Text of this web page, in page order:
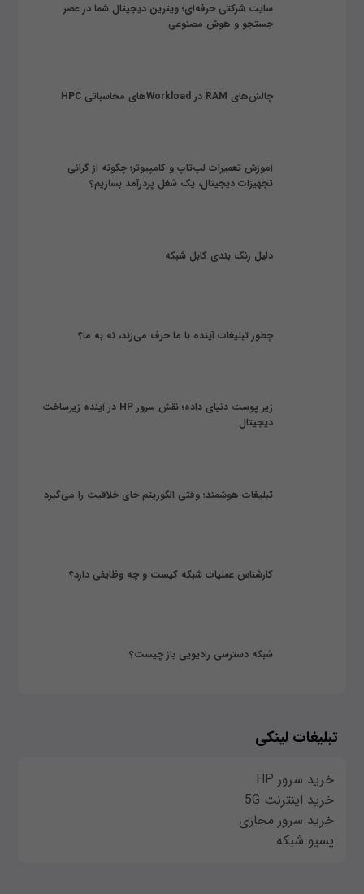
سایت شرکتی حرفه‌ای؛ ویترین دیجیتال شما در عصر
جستجو و هوش مصنوعی
چالش‌های RAM در Workloadهای محاسباتی HPC
آموزش تعمیرات لپ‌تاپ و کامپیوتر؛ چگونه از گرانی
تجهیزات دیجیتال، یک شغل پردرآمد بسازیم؟
دلیل رنگ بندی کابل شبکه
چطور تبلیغات آینده با ما حرف می‌زند، نه به ما؟
زیر پوست دنیای داده؛ نقش سرور HP در آینده زیرساخت
دیجیتال
تبلیغات هوشمند؛ وقتی الگوریتم جای خلاقیت را می‌گیرد
کارشناس عملیات شبکه کیست و چه وظایفی دارد؟
شبکه دسترسی رادیویی باز چیست؟
تبلیغات لینکی
خرید سرور HP
خرید اینترنت 5G
خرید سرور مجازی
پسیو شبکه